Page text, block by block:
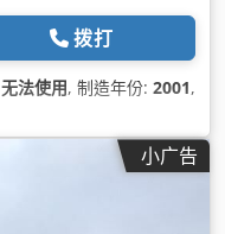
拨打
无法使用, 制造年份: 2001,
小广告